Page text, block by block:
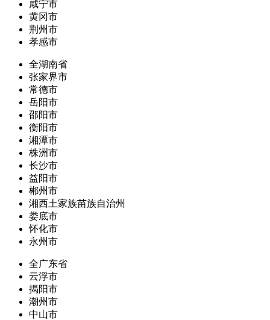
咸宁市
黄冈市
荆州市
孝感市
全湖南省
张家界市
常德市
岳阳市
邵阳市
衡阳市
湘潭市
株洲市
长沙市
益阳市
郴州市
湘西土家族苗族自治州
娄底市
怀化市
永州市
全广东省
云浮市
揭阳市
潮州市
中山市